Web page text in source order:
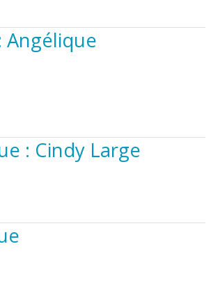
Angélique
: Cindy Large